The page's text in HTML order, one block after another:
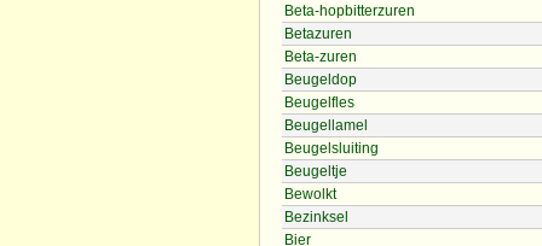
Beta-hopbitterzuren
Betazuren
Beta-zuren
Beugeldop
Beugelfles
Beugellamel
Beugelsluiting
Beugeltje
Bewolkt
Bezinksel
Bier